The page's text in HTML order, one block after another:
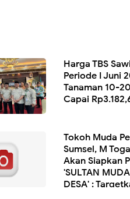
Harga TBS
Periode I Juni
Tanaman 10-
Capai
Tokoh Muda
Sumsel, M
Akan Siapkan
'SULTAN
DESA' :